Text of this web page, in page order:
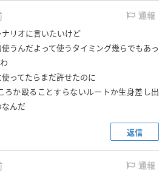
通報
リオに言いたいけど
うんだよって使うタイミング幾らでもあっ
ってたらまだ許せたのに
ろか殴ることすらないルートか生身差し出
なんだ
返信
通報